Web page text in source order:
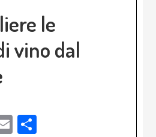
le
vino dal
Email